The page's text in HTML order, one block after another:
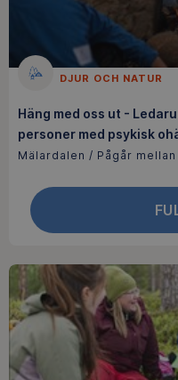
DJUR OCH NATUR
Häng med oss ut -
personer med psykisk
Mälardalen / Pågår